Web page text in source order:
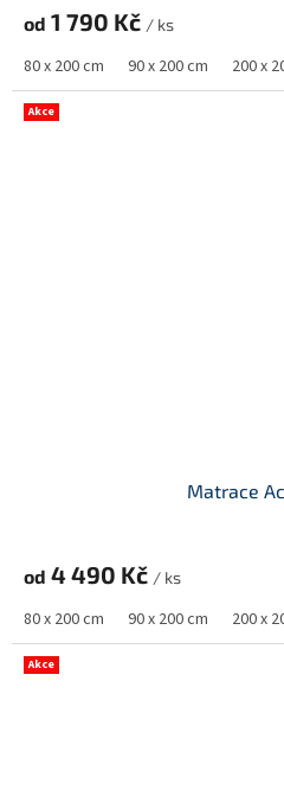
od 1 790 Kč / ks
80 x 200 cm 90 x 200 cm 200 x
Akce
Matrace
od 4 490 Kč / ks
80 x 200 cm 90 x 200 cm 200 x
Akce